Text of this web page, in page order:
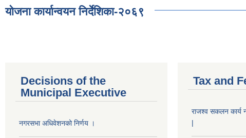
योजना कार्यान्वयन निर्देशिका-२०६९
Decisions of the
Municipal Executive
नगरसभा अधिवेशनको निर्णय ।
Tax and
राजश्व सकलन कार्य
|